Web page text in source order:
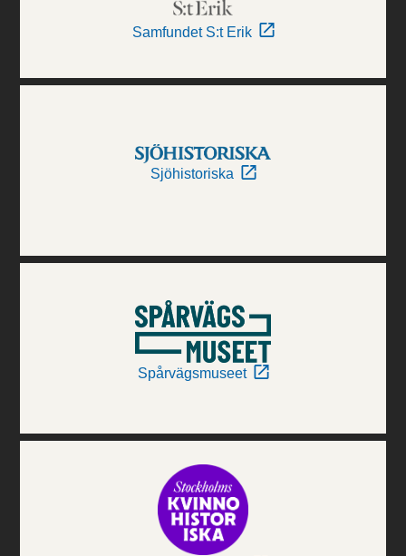
Samfundet S:t Erik
Sjöhistoriska
Spårvägsmuseet